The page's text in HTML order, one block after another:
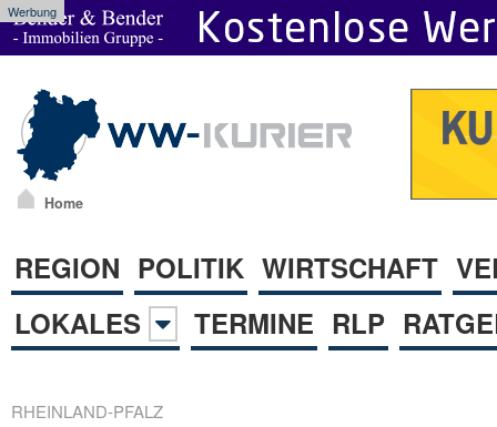
Werbung
Home
REGION POLITIK WIRTSCHAFT
LOKALES
TERMINE RLP
RHEINLAND-PFALZ